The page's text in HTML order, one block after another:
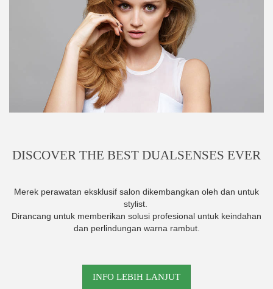
DISCOVER THE BEST DUALSENSES EVER
Merek perawatan eksklusif salon dikembangkan oleh dan untuk
stylist.
Dirancang untuk memberikan solusi profesional untuk keindahan
dan perlindungan warna rambut.
INFO LEBIH LANJUT